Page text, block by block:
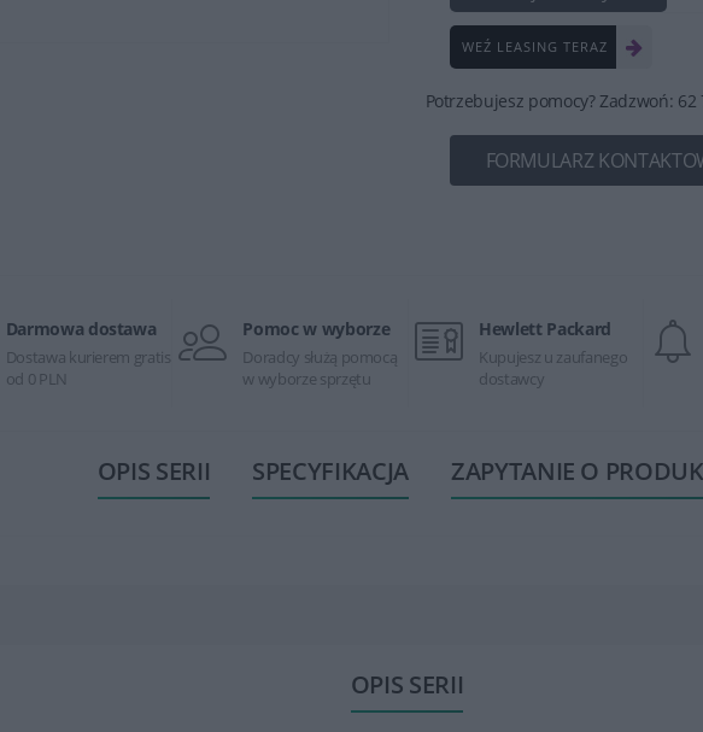
WEŹ LEASING TERAZ
Potrzebujesz pomocy? Zadzwoń: 62
FORMULARZ
Darmowa dostawa
Dostawa kurierem gratis
od 0 PLN
Pomoc w wyborze
Doradcy służą pomocą
w wyborze sprzętu
Hewlett Packard
Kupujesz u zaufanego
dostawcy
OPIS SERII SPECYFIKACJA ZAPYTANIE O
OPIS SERII